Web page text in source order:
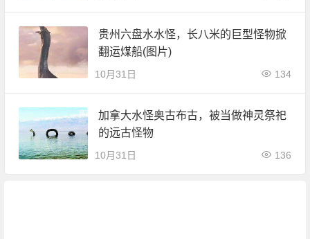
贵州六盘水水怪，长八米的巨型怪物掀
翻运煤船(图片)
10月31日 134
加拿大水怪奥古布古，被当做神灵祭祀
的远古怪物
10月31日 136